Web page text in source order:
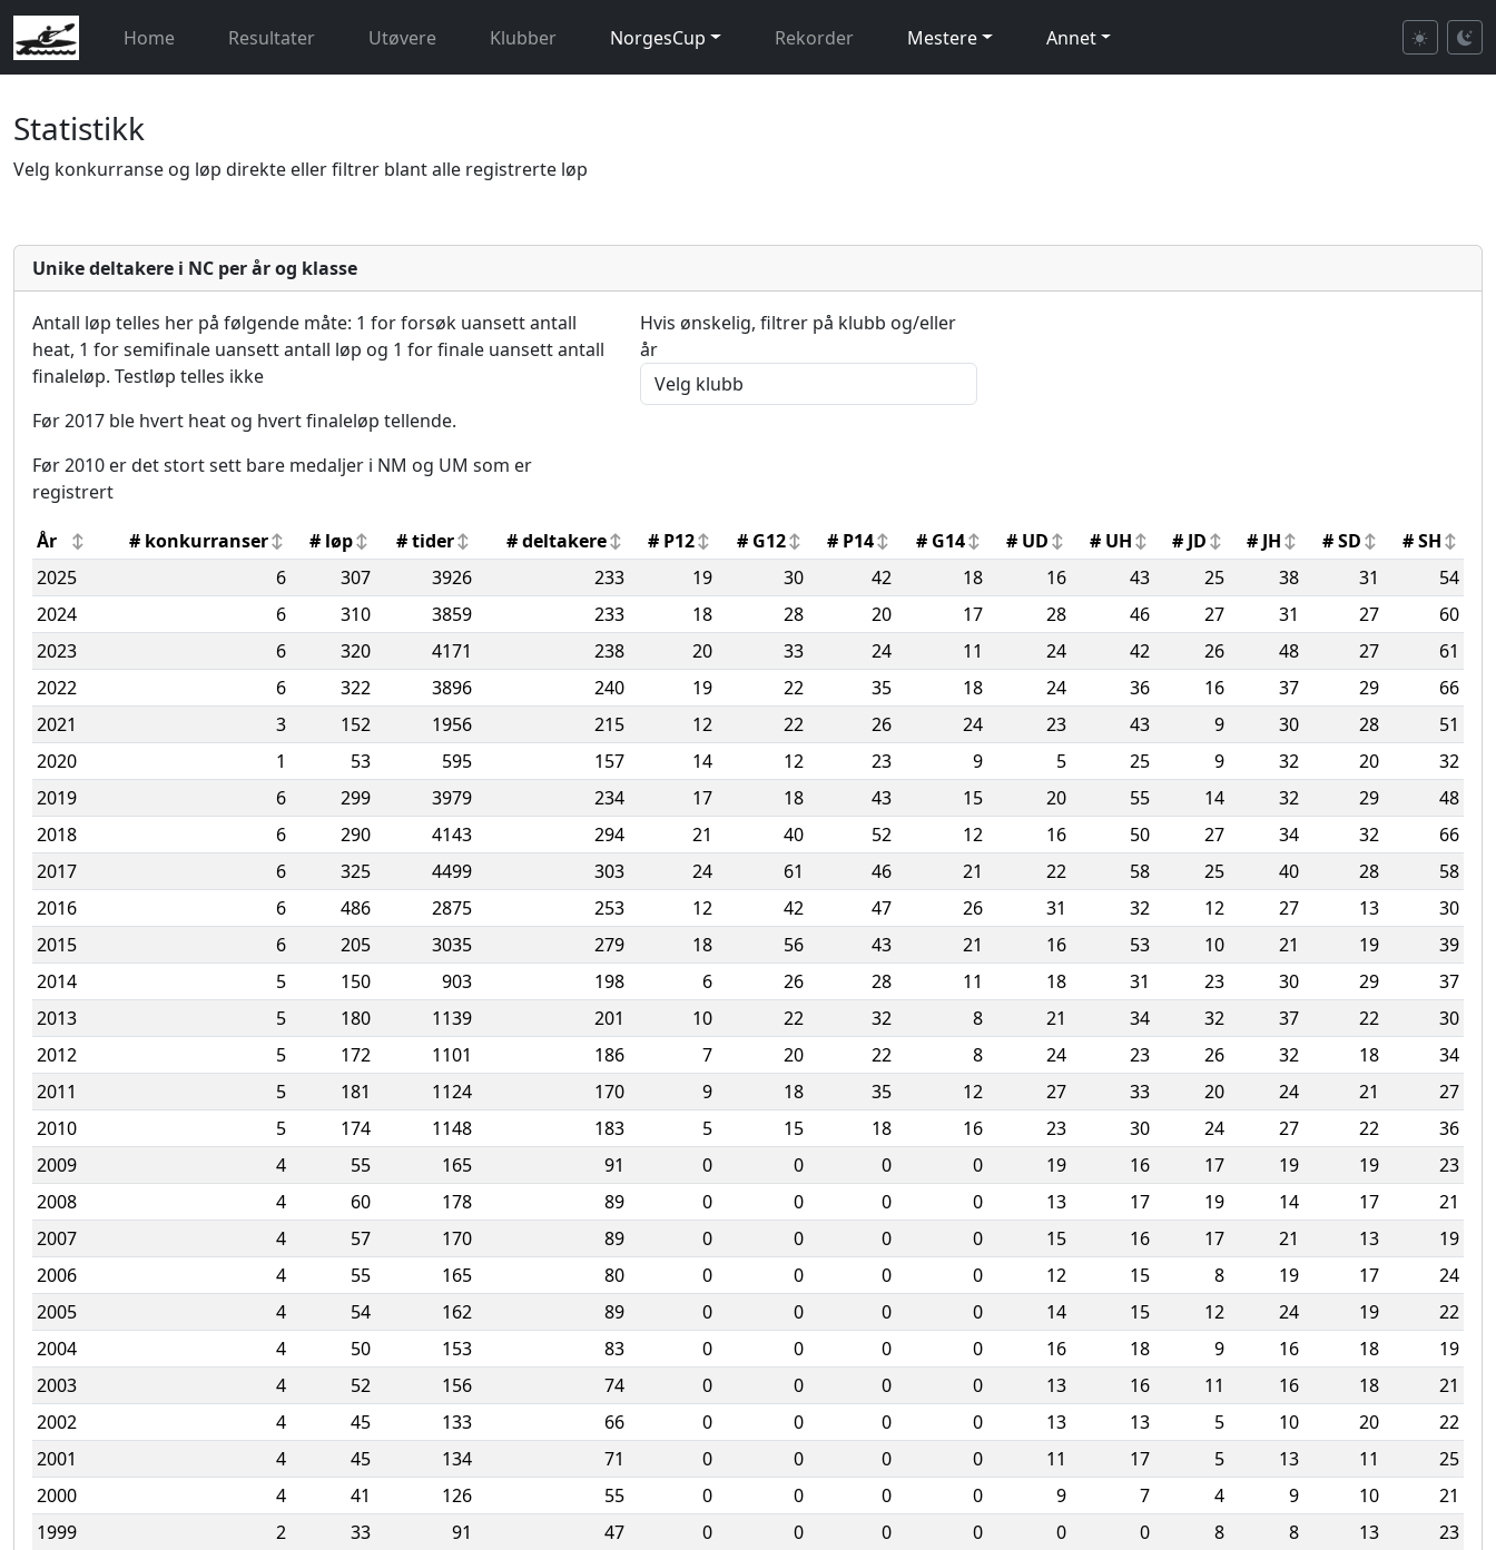
Home Resultater Utøvere Klubber NorgesCup Rekorder Mestere Annet
Statistikk
Velg konkurranse og løp direkte eller filtrer blant alle registrerte løp
Unike deltakere i NC per år og klasse
Antall løp telles her på følgende måte: 1 for forsøk uansett antall
heat, 1 for semifinale uansett antall løp og 1 for finale uansett antall
finaleløp. Testløp telles ikke
Før 2017 ble hvert heat og hvert finaleløp tellende.
Før 2010 er det stort sett bare medaljer i NM og UM som er
registrert
Hvis ønskelig, filtrer på klubb og/eller
år
År # konkurranser # løp # tider # deltakere # P12 # G12 # P14 # G14 # UD # UH # JD # JH # SD
# SH
2025
6 307 3926 233 19 30 42 18 16 43 25 38 31
54
2024
6 310 3859 233 18 28 20 17 28 46 27 31 27
60
2023
6 320 4171 238 20 33 24 11 24 42 26 48 27
61
2022
6 322 3896 240 19 22 35 18 24 36 16 37 29
66
2021
3 152 1956 215 12 22 26 24 23 43 9 30 28
51
2020
1 53 595 157 14 12 23 9 5 25 9 32 20
32
2019
6 299 3979 234 17 18 43 15 20 55 14 32 29
48
2018
6 290 4143 294 21 40 52 12 16 50 27 34 32
66
2017
6 325 4499 303 24 61 46 21 22 58 25 40 28
58
2016
6 486 2875 253 12 42 47 26 31 32 12 27 13
30
2015
6 205 3035 279 18 56 43 21 16 53 10 21 19
39
2014
5 150 903 198 6 26 28 11 18 31 23 30 29
37
2013
5 180 1139 201 10 22 32 8 21 34 32 37 22
30
2012
5 172 1101 186 7 20 22 8 24 23 26 32 18
34
2011
5 181 1124 170 9 18 35 12 27 33 20 24 21
27
2010
5 174 1148 183 5 15 18 16 23 30 24 27 22
36
2009
4 55 165 91 0 0 0 0 19 16 17 19 19
23
2008
4 60 178 89 0 0 0 0 13 17 19 14 17
21
2007
4 57 170 89 0 0 0 0 15 16 17 21 13
19
2006
4 55 165 80 0 0 0 0 12 15 8 19 17
24
2005
4 54 162 89 0 0 0 0 14 15 12 24 19
22
2004
4 50 153 83 0 0 0 0 16 18 9 16 18
19
2003
4 52 156 74 0 0 0 0 13 16 11 16 18
21
2002
4 45 133 66 0 0 0 0 13 13 5 10 20
22
2001
4 45 134 71 0 0 0 0 11 17 5 13 11
25
2000
4 41 126 55 0 0 0 0 9 7 4 9 10
21
1999
2 33 91 47 0 0 0 0 0 0 8 8 13
23